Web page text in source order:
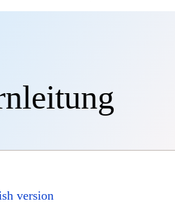
version